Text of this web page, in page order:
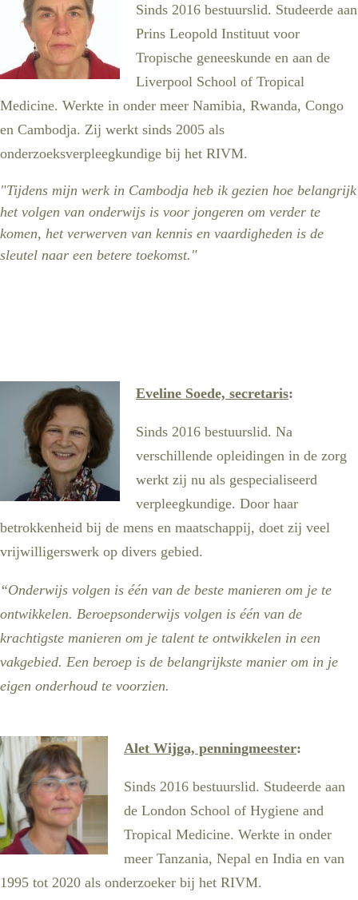
Sinds 2016 bestuurslid. Studeerde aan
Prins Leopold Instituut voor
Tropische geneeskunde en aan de
Liverpool School of Tropical
Medicine. Werkte in onder meer Namibia, Rwanda, Congo
en Cambodja. Zij werkt sinds 2005 als
onderzoeksverpleegkundige bij het RIVM.
"Tijdens mijn werk in Cambodja heb ik gezien hoe belangrijk
het volgen van onderwijs is voor jongeren om verder te
komen, het verwerven van kennis en vaardigheden is de
sleutel naar een betere toekomst."
Eveline Soede, secretaris:
Sinds 2016 bestuurslid. Na
verschillende opleidingen in de zorg
werkt zij nu als gespecialiseerd
verpleegkundige. Door haar
betrokkenheid bij de mens en maatschappij, doet zij veel
vrijwilligerswerk op divers gebied.
“Onderwijs volgen is één van de beste manieren om je te
ontwikkelen. Beroepsonderwijs volgen is één van de
krachtigste manieren om je talent te ontwikkelen in een
vakgebied. Een beroep is de belangrijkste manier om in je
eigen onderhoud te voorzien.
Alet Wijga, penningmeester:
Sinds 2016 bestuurslid. Studeerde aan
de London School of Hygiene and
Tropical Medicine. Werkte in onder
meer Tanzania, Nepal en India en van
1995 tot 2020 als onderzoeker bij het RIVM.